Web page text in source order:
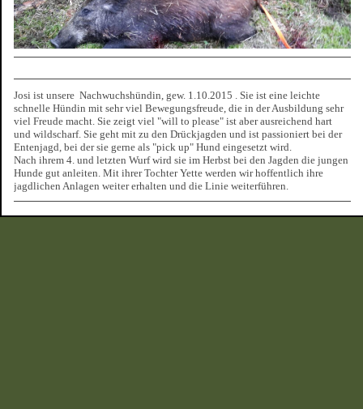
Josi ist unsere Nachwuchshündin, gew. 1.10.2015 . Sie ist eine leichte
schnelle Hündin mit sehr viel Bewegungsfreude, die in der Ausbildung sehr
viel Freude macht. Sie zeigt viel "will to please" ist aber ausreichend hart
und wildscharf. Sie geht mit zu den Drückjagden und ist passioniert bei der
Entenjagd, bei der sie gerne als "pick up" Hund eingesetzt wird.
Nach ihrem 4. und letzten Wurf wird sie im Herbst bei den Jagden die jungen
Hunde gut anleiten. Mit ihrer Tochter Yette werden wir hoffentlich ihre
jagdlichen Anlagen weiter erhalten und die Linie weiterführen.